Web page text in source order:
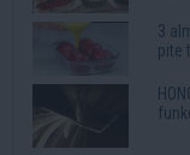
3
pite